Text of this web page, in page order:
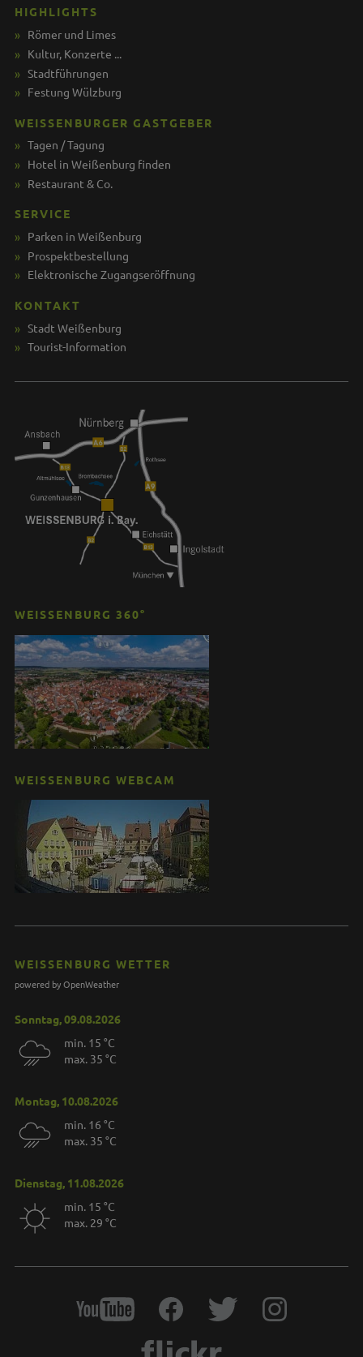
HIGHLIGHTS
Römer und Limes
Kultur, Konzerte ...
Stadtführungen
Festung Wülzburg
WEISSENBURGER GASTGEBER
Tagen / Tagung
Hotel in Weißenburg finden
Restaurant & Co.
SERVICE
Parken in Weißenburg
Prospektbestellung
Elektronische Zugangseröffnung
KONTAKT
Stadt Weißenburg
Tourist-Information
WEISSENBURG 360°
WEISSENBURG WEBCAM
WEISSENBURG WETTER
powered by OpenWeather
Sonntag, 09.08.2026
min. 15 °C
max. 35 °C
Montag, 10.08.2026
min. 16 °C
max. 35 °C
Dienstag, 11.08.2026
min. 15 °C
max. 29 °C